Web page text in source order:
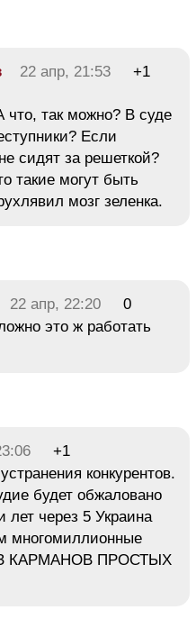
22 апр, 21:53 +1
так можно? В суде
Если
сидят за решеткой?
такие могут быть
мозг зеленка.
22 апр, 22:20
0
это ж работать
+1
конкурентов.
будет обжаловано
лет через 5 Украина
многомиллионные
КАРМАНОВ ПРОСТЫХ